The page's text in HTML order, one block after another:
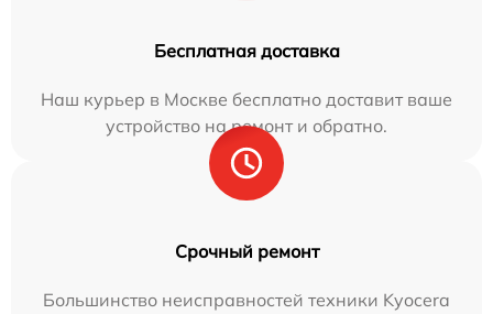
Бесплатная доставка
Наш курьер в Москве бесплатно доставит ваше
устройство на ремонт и обратно.
Срочный ремонт
Большинство неисправностей техники Kyocera